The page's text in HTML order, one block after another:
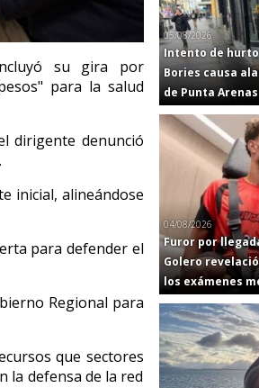
su gira por
para la salud
dirigente denunció
inicial, alineándose
para defender el
Regional para
que sectores
la defensa de la red
05/08/2026
Intento de
Bories causa
de Punta Arenas
04/08/2026
Furor por
Golero
los exámenes